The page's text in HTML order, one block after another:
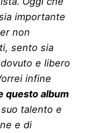
importante
non
sento sia
e libero
infine
questo album
talento e
e di